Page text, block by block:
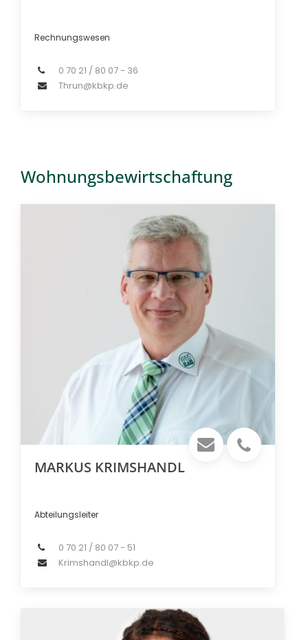
Rechnungswesen
0 70 21 / 80 07 - 36
Thrun@kbkp.de
Wohnungsbewirtschaftung
MARKUS KRIMSHANDL
Abteilungsleiter
0 70 21 / 80 07 - 51
Krimshandl@kbkp.de